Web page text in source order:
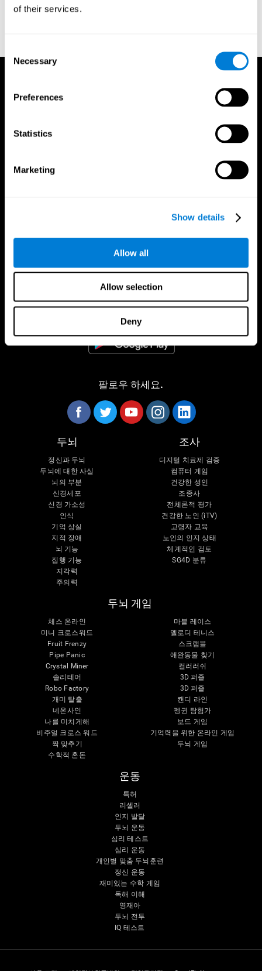
of their services.
Selection
Necessary
Preferences
Statistics
Marketing
Show details
Allow all
Allow selection
Deny
Merten, T. (2004). A Short Version of the Hooper Visual
CogniFit App
팔로우 하세요.
두뇌
정신과 두뇌
두뇌에 대한 사실
뇌의 부분
신경세포
신경 가소성
인식
기억 상실
지적 장애
뇌 기능
집행 기능
지각력
주의력
조사
디지털 치료제 검증
컴퓨터 게임
건강한 성인
조종사
전체론적 평가
건강한 노인 (iTV)
고령자 교육
노인의 인지 상태
체계적인 검토
SG4D 분류
두뇌 게임
체스 온라인
미니 크로스워드
Fruit Frenzy
Pipe Panic
Crystal Miner
솔리테어
Robo Factory
개미 탈출
네온사인
나를 미치게해
비주얼 크로스 워드
짝 맞추기
수학적 혼돈
마블 레이스
멜로디 테니스
스크램블
애완동물 찾기
컬러러쉬
3D 퍼즐
3D 퍼즐
캔디 라인
펭귄 탐험가
보드 게임
기억력을 위한 온라인 게임
두뇌 게임
운동
특허
리셀러
인지 발달
두뇌 운동
심리 테스트
심리 운동
개인별 맞춤 두뇌훈련
정신 운동
재미있는 수학 게임
독해 이해
영재아
두뇌 전투
IQ 테스트